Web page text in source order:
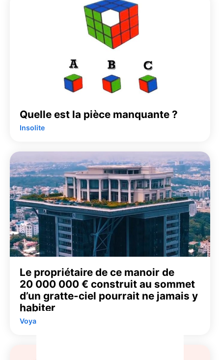
Quelle est la pièce manquante ?
Insolite
Le propriétaire de ce manoir de
20 000 000 € construit au sommet
d’un gratte-ciel pourrait ne jamais y
habiter
Voyage